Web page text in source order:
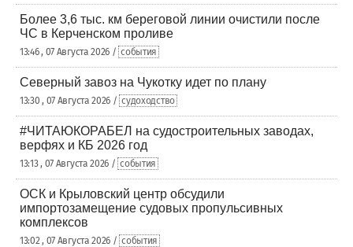
Более 3,6 тыс. км береговой линии очистили после
ЧС в Керченском проливе
13:46 , 07 Августа 2026 / события
Северный завоз на Чукотку идет по плану
13:30 , 07 Августа 2026 / судоходство
#ЧИТАЮКОРАБЕЛ на судостроительных заводах,
верфях и КБ 2026 год
13:13 , 07 Августа 2026 / события
ОСК и Крыловский центр обсудили
импортозамещение судовых пропульсивных
комплексов
13:02 , 07 Августа 2026 / события